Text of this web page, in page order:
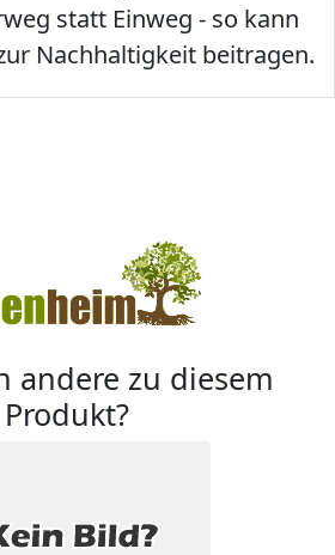
statt Einweg - so kann
Nachhaltigkeit beitragen.
andere zu diesem
Produkt?